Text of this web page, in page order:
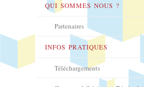
QUI SOMMES NOUS ?
Partenaires
INFOS PRATIQUES
Téléchargements